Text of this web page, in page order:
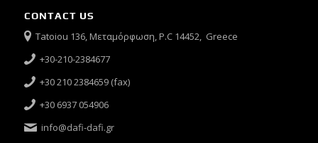
CONTACT US
Tatoiou 136, Μεταμόρφωση, P.C 14452, Greece
+30-210-2384677
+30 210 2384659 (fax)
+30 6937 054906
info@dafi-dafi.gr